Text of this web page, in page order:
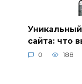
сайта: что
0 188